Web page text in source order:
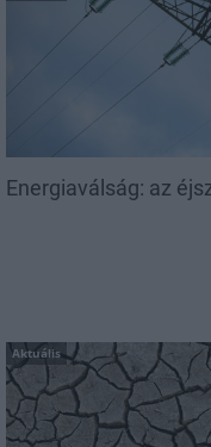
Energiaválság: az
Aktuális